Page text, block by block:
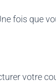
fois que
votre